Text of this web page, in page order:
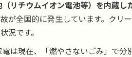
（リチウムイオン電池等）を内蔵し
が全国的に発生しています。クリ
況です。
電は現在、「燃やさないごみ」で